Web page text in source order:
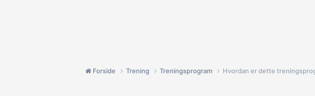
Forside Trening Treningsprogram Hvordan er dette